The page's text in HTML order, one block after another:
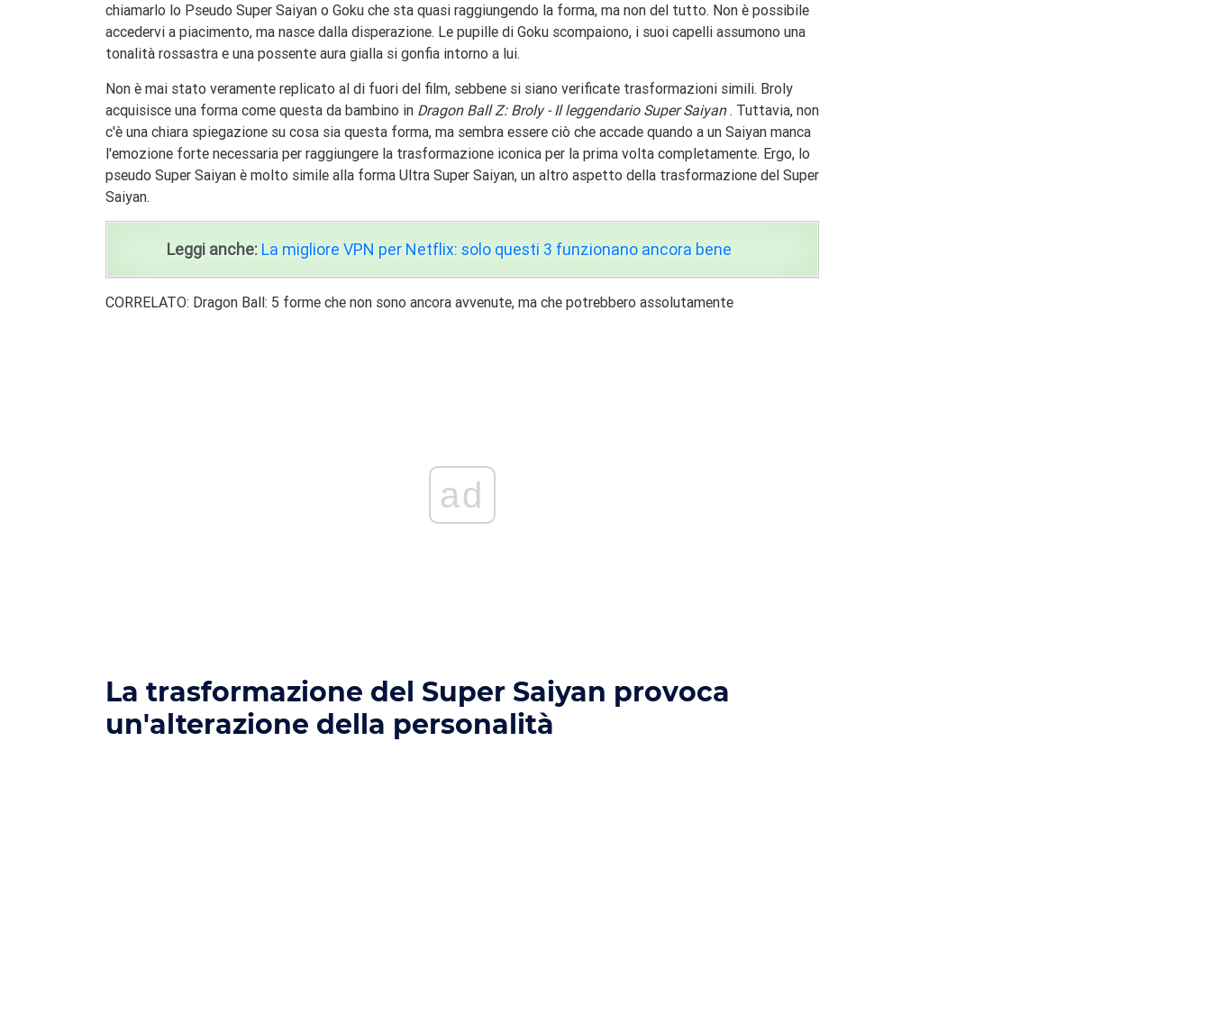
chiamarlo lo Pseudo Super Saiyan o Goku che sta quasi raggiungendo la forma, ma non del tutto. Non è possibile
accedervi a piacimento, ma nasce dalla disperazione. Le pupille di Goku scompaiono, i suoi capelli assumono una
tonalità rossastra e una possente aura gialla si gonfia intorno a lui.
Non è mai stato veramente replicato al di fuori del film, sebbene si siano verificate trasformazioni simili. Broly
acquisisce una forma come questa da bambino in Dragon Ball Z: Broly - Il leggendario Super Saiyan. Tuttavia, non
c'è una chiara spiegazione su cosa sia questa forma, ma sembra essere ciò che accade quando a un Saiyan manca
l'emozione forte necessaria per raggiungere la trasformazione iconica per la prima volta completamente. Ergo, lo
pseudo Super Saiyan è molto simile alla forma Ultra Super Saiyan, un altro aspetto della trasformazione del Super
Saiyan.
Leggi anche: La migliore VPN per Netflix: solo questi 3 funzionano ancora bene
CORRELATO: Dragon Ball: 5 forme che non sono ancora avvenute, ma che potrebbero assolutamente
ad
La trasformazione del Super Saiyan provoca
un'alterazione della personalità